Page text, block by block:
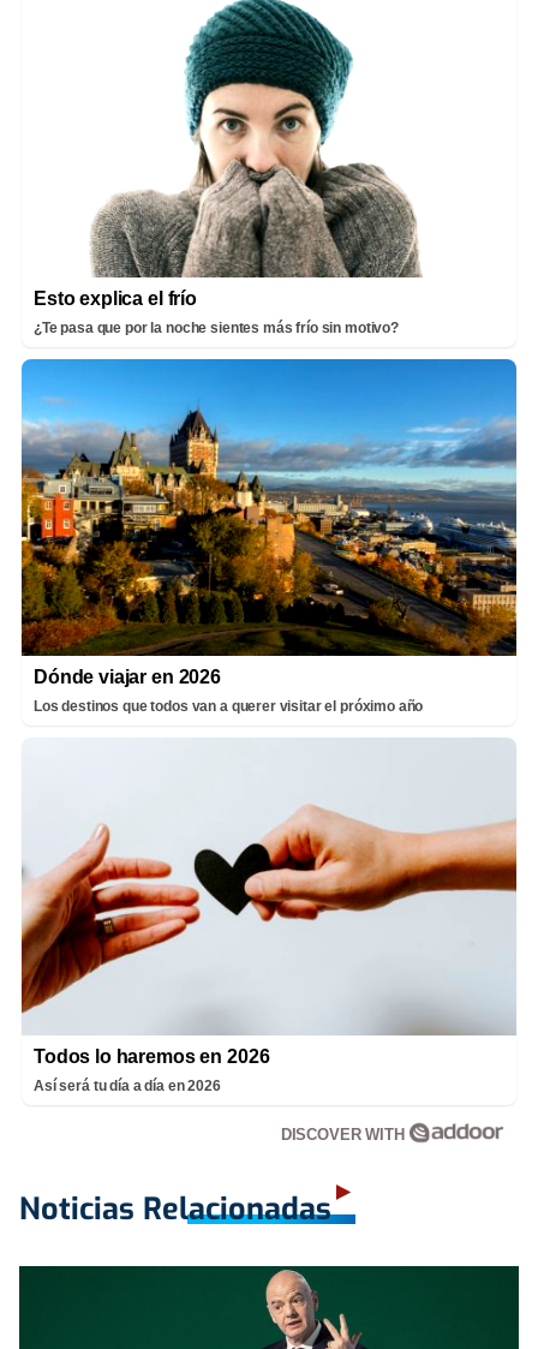
Esto explica el frío
¿Te pasa que por la noche sientes más frío sin motivo?
Dónde viajar en 2026
Los destinos que todos van a querer visitar el próximo año
Todos lo haremos en 2026
Así será tu día a día en 2026
DISCOVER WITH
Noticias Relacionadas